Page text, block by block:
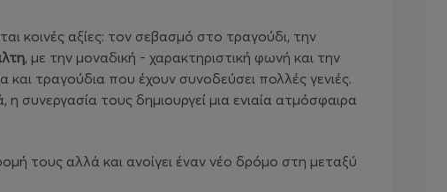
κοινές αξίες: τον σεβασμό στο τραγούδι, την
, με την μοναδική - χαρακτηριστική φωνή και την
τραγούδια που έχουν συνοδεύσει πολλές γενιές.
συνεργασία τους δημιουργεί μια ενιαία ατμόσφαιρα
τους αλλά και ανοίγει έναν νέο δρόμο στη μεταξύ